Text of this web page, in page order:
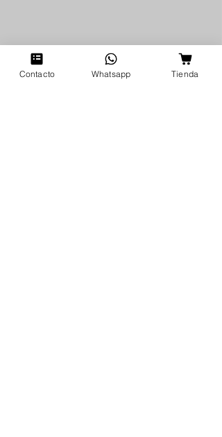
Contacto Whatsapp Tienda